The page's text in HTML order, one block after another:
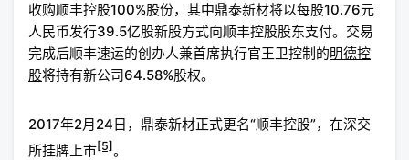
收购顺丰控股100%股份，其中鼎泰新材将以每股10.76元
人民币发行39.5亿股新股方式向顺丰控股股东支付。交易
完成后顺丰速运的创办人兼首席执行官王卫控制的明德控
股将持有新公司64.58%股权。
2017年2月24日，鼎泰新材正式更名“顺丰控股”，在深交
所挂牌上市[5] 。